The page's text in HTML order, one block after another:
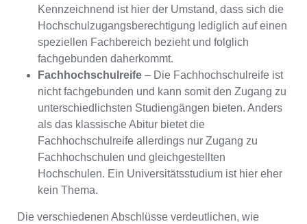
Kennzeichnend ist hier der Umstand, dass sich die
Hochschulzugangsberechtigung lediglich auf einen
speziellen Fachbereich bezieht und folglich
fachgebunden daherkommt.
Fachhochschulreife – Die Fachhochschulreife ist
nicht fachgebunden und kann somit den Zugang zu
unterschiedlichsten Studiengängen bieten. Anders
als das klassische Abitur bietet die
Fachhochschulreife allerdings nur Zugang zu
Fachhochschulen und gleichgestellten
Hochschulen. Ein Universitätsstudium ist hier eher
kein Thema.
Die verschiedenen Abschlüsse verdeutlichen, wie